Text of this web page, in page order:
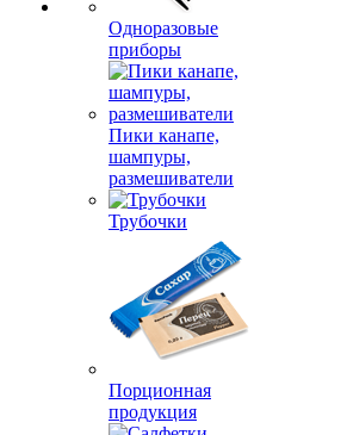
Одноразовые
приборы
Пики канапе,
шампуры,
размешиватели
Трубочки
Порционная
продукция